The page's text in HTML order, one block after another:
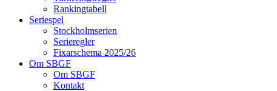
Rankingtabell
Seriespel
Stockholmserien
Serieregler
Fixarschema 2025/26
Om SBGF
Om SBGF
Kontakt